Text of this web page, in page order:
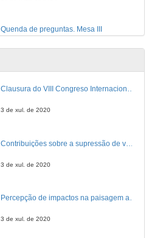
Quenda de preguntas. Mesa III
16 de maio de 2025
Clausura do VIII Congreso Internacional de Agroecoloxía
3 de xul. de 2020
3 de xul. de 2020
Percepção de impactos na paisagem acerca da implantação de parques eólicos em Caetés – Pernambuco no nordeste brasileiro
3 de xul. de 2020